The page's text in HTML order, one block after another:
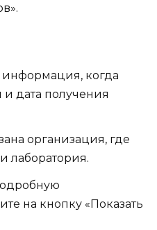
информация, когда
дата получения
организация, где
лаборатория.
на кнопку «Показать